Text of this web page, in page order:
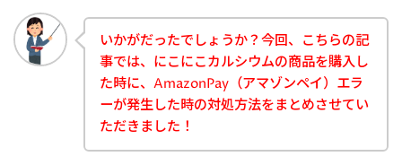
いかがだったでしょうか？今回、こちらの記
事では、にこにこカルシウムの商品を購入し
た時に、AmazonPay（アマゾンペイ）エラ
ーが発生した時の対処方法をまとめさせてい
ただきました！